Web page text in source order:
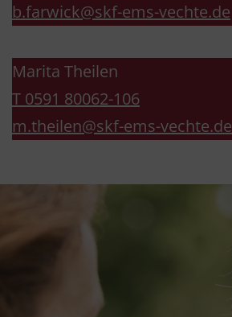
b.farwick@skf-ems-vechte.de
Marita Theilen
T 0591 80062-106
m.theilen@skf-ems-vechte.de